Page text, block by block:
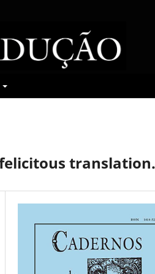
translation.